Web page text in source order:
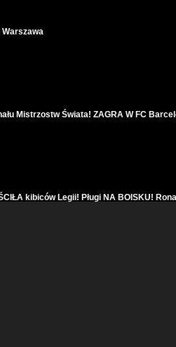
Warszawa
Mistrzostw Świata! ZAGRA W FC
kibiców Legii! Pługi NA BOISKU!